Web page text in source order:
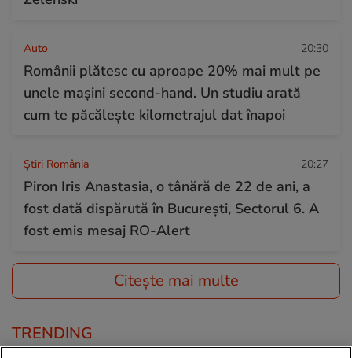
Auto 20:30
Românii plătesc cu aproape 20% mai mult pe
unele mașini second-hand. Un studiu arată
cum te păcălește kilometrajul dat înapoi
Știri România 20:27
Piron Iris Anastasia, o tânără de 22 de ani, a
fost dată dispărută în București, Sectorul 6. A
fost emis mesaj RO-Alert
Citește mai multe
TRENDING